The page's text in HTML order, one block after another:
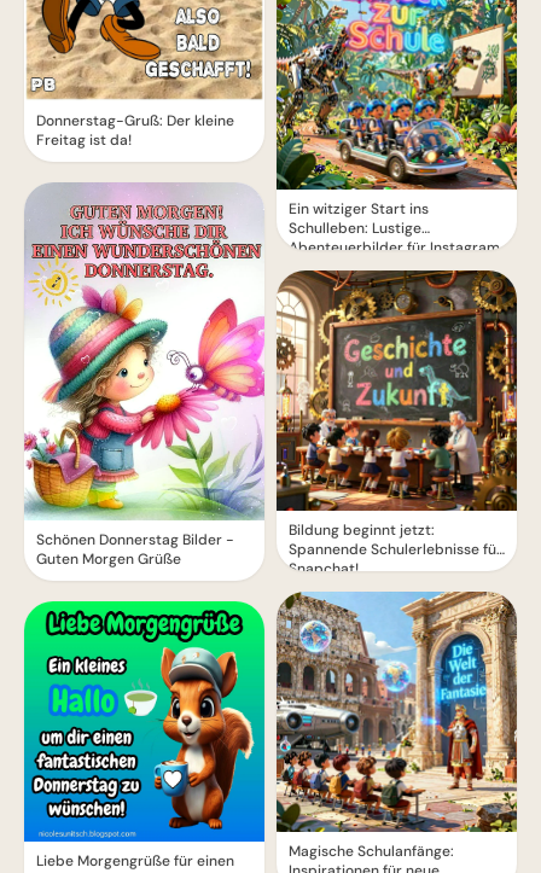
Donnerstag-Gruß: Der kleine
Freitag ist da!
Schönen Donnerstag Bilder -
Guten Morgen Grüße
Liebe Morgengrüße für einen
Ein witziger Start ins
Schulleben: Lustige
Abenteuerbilder für Instagram
Bildung beginnt jetzt:
Spannende Schulerlebnisse für
Snapchat!
Magische Schulanfänge: